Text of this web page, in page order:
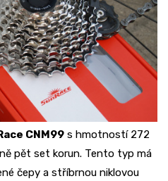
CNM99 s hmotností 272
pět set korun. Tento typ má
čepy a stříbrnou niklovou